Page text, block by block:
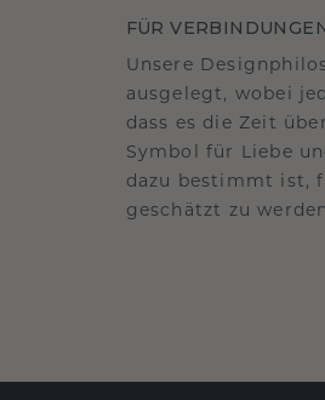
FÜR
Unsere
ausgelegt, wobei
dass es die Zeit
Symbol für Liebe
dazu bestimmt ist,
geschätzt zu